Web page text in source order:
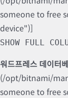
someone to free
device")]
SHOW FULL
워드프레스 데이터
(/opt/bitnami/
someone to free